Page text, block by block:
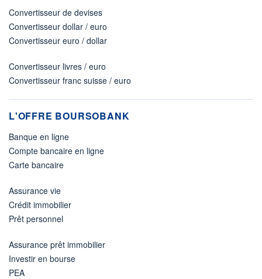
Convertisseur de devises
Convertisseur dollar / euro
Convertisseur euro / dollar
Convertisseur livres / euro
Convertisseur franc suisse / euro
L'OFFRE BOURSOBANK
Banque en ligne
Compte bancaire en ligne
Carte bancaire
Assurance vie
Crédit immobilier
Prêt personnel
Assurance prêt immobilier
Investir en bourse
PEA